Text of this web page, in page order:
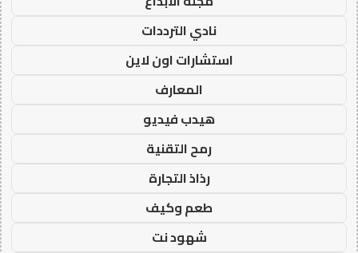
نادي الترددات
استشارات اون لاين
المعارف
هيدب فيديو
رمح التقنية
رذاذ التجارة
طعم وكيف
شهود نت